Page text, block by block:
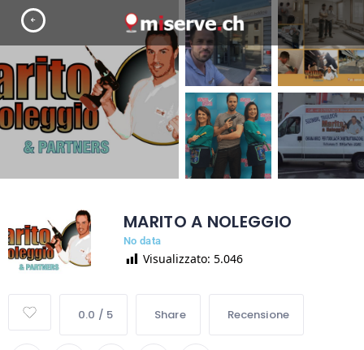
MARITO A NOLEGGIO
No data
Visualizzato: 5.046
0.0 / 5 Share Recensione